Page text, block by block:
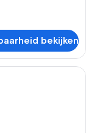
bekijken
met een groot bed,